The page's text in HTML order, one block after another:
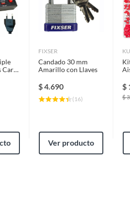
2500W
Blanco
FIXSER
Candado 30 mm
Amarillo con Llaves
$4.690
( 16)
Ver producto
$
$